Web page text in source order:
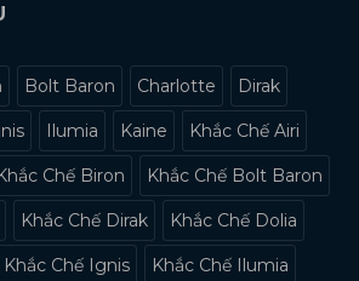
Bolt Baron Charlotte Dirak
Ilumia Kaine Khắc Chế Airi
Chế Biron Khắc Chế Bolt Baron
Khắc Chế Dirak Khắc Chế Dolia
Khắc Chế Ignis Khắc Chế Ilumia